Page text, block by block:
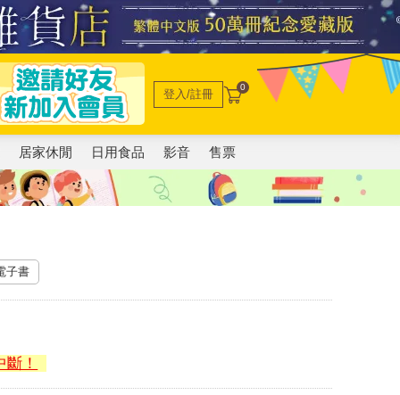
登入/註冊 0
居家休閒 日用食品 影音 售票
子書
！